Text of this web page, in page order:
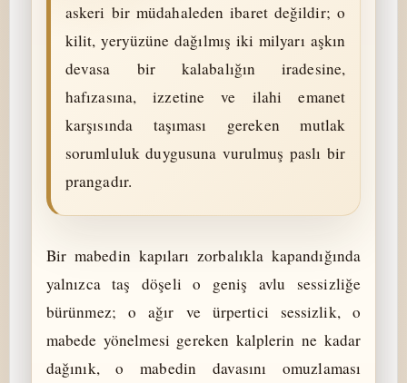
askeri bir müdahaleden ibaret değildir; o
kilit, yeryüzüne dağılmış iki milyarı aşkın
devasa bir kalabalığın iradesine,
hafızasına, izzetine ve ilahi emanet
karşısında taşıması gereken mutlak
sorumluluk duygusuna vurulmuş paslı bir
prangadır.
Bir mabedin kapıları zorbalıkla kapandığında
yalnızca taş döşeli o geniş avlu sessizliğe
bürünmez; o ağır ve ürpertici sessizlik, o
mabede yönelmesi gereken kalplerin ne kadar
dağınık, o mabedin davasını omuzlaması